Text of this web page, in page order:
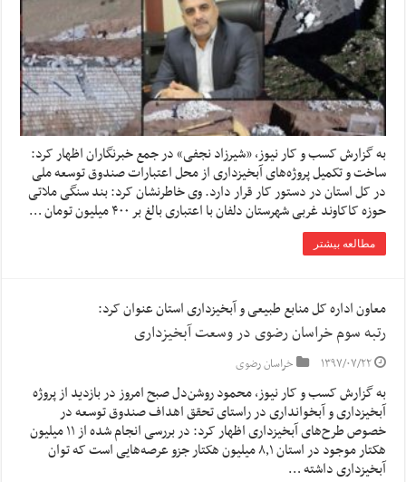
به گزارش کسب و کار نیوز، «شیرزاد نجفی» در جمع خبرنگاران اظهار کرد:
ساخت و تکمیل پروژه‌های آبخیزداری از محل اعتبارات صندوق توسعه ملی
در کل استان در دستور کار قرار دارد. وی خاطرنشان کرد: بند سنگی ملاتی
حوزه کاکاوند غربی شهرستان دلفان با اعتباری بالغ بر ۴۰۰ میلیون تومان …
مطالعه بیشتر
معاون اداره کل منابع طبیعی و آبخیزداری استان عنوان کرد:
رتبه سوم خراسان رضوی در وسعت آبخیزداری
۱۳۹۷/۰۷/۲۲ خراسان رضوی
به گزارش کسب و کار نیوز، محمود روشن‌دل صبح امروز در بازدید از پروژه
آبخیزداری و آبخوانداری در راستای تحقق اهداف صندوق توسعه در
خصوص طرح‌های آبخیزداری اظهار کرد: در بررسی انجام شده از ۱۱ میلیون
هکتار موجود در استان ۸٫۱ میلیون هکتار جزو عرصه‌هایی است که توان
آبخیزداری داشته …